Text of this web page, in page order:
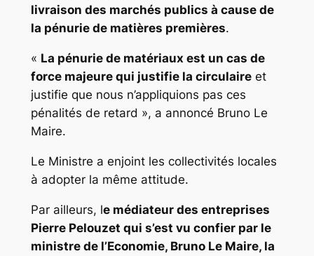
livraison des marchés publics à cause de
la pénurie de matières premières.
« La pénurie de matériaux est un cas de
force majeure qui justifie la circulaireet
justifie que nous n’appliquions pas ces
pénalités de retard », a annoncé Bruno Le
Maire.
Le Ministre a enjoint les collectivités locales
à adopter la même attitude.
Par ailleurs, le médiateur des entreprises
Pierre Pelouzet qui s’est vu confier par le
ministre de l’Economie, Bruno Le Maire, la